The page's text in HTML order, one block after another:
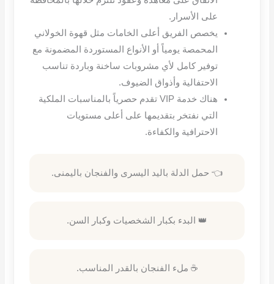
على الأسرار .
يخصص الفريق أعلى الخامات مثل قهوة الخولاني
المحمصة يومياً أو الأنواع المستوردة المضمونة مع
توفير كامل لأي مشروبات ساخنة وباردة تناسب
الاحتفالية وأذواق الضيوف.
هناك خدمة
تقدم حصرياً بالمناسبات الملكية
التي نفتخر بتقديمها على أعلى مستويات
الاحترافية والكفاءة.
👈 حمل الدلة باليد اليسرى والفنجان باليمنى.
👑 البدء بكبار الشخصيات وكبار السن.
☕ ملء الفنجان بالقدر المناسب.